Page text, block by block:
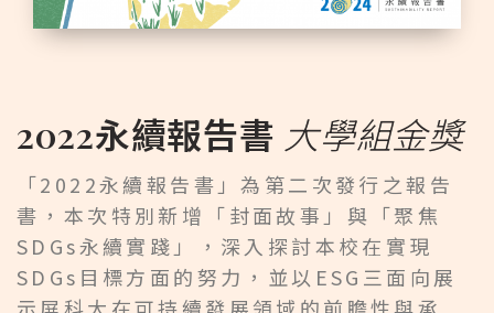
2022永續報告書 大學組金獎
「2022永續報告書」為第二次發行之報告
書，本次特別新增「封面故事」與「聚焦
SDGs永續實踐」，深入探討本校在實現
SDGs目標方面的努力，並以ESG三面向展
示屏科大在可持續發展領域的前瞻性與承